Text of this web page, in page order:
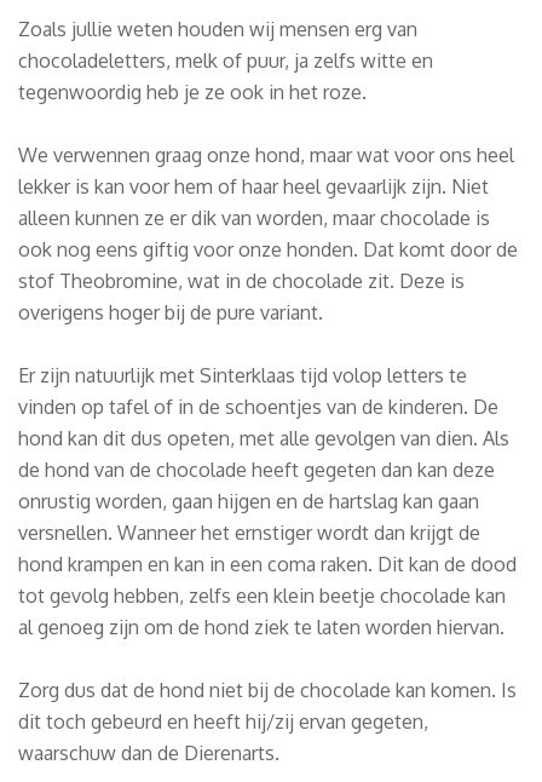
Zoals jullie weten houden wij mensen erg van
chocoladeletters, melk of puur, ja zelfs witte en
tegenwoordig heb je ze ook in het roze.
We verwennen graag onze hond, maar wat voor ons heel
lekker is kan voor hem of haar heel gevaarlijk zijn. Niet
alleen kunnen ze er dik van worden, maar chocolade is
ook nog eens giftig voor onze honden. Dat komt door de
stof Theobromine, wat in de chocolade zit. Deze is
overigens hoger bij de pure variant.
Er zijn natuurlijk met Sinterklaas tijd volop letters te
vinden op tafel of in de schoentjes van de kinderen. De
hond kan dit dus opeten, met alle gevolgen van dien. Als
de hond van de chocolade heeft gegeten dan kan deze
onrustig worden, gaan hijgen en de hartslag kan gaan
versnellen. Wanneer het ernstiger wordt dan krijgt de
hond krampen en kan in een coma raken. Dit kan de dood
tot gevolg hebben, zelfs een klein beetje chocolade kan
al genoeg zijn om de hond ziek te laten worden hiervan.
Zorg dus dat de hond niet bij de chocolade kan komen. Is
dit toch gebeurd en heeft hij/zij ervan gegeten,
waarschuw dan de Dierenarts.